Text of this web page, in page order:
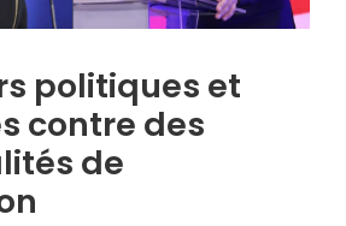
politiques et
contre des
de